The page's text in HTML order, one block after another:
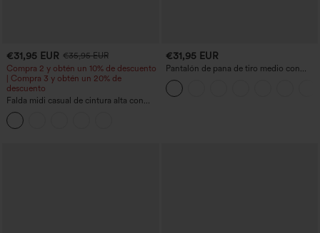
€31,95 EUR €35,95 EUR
Compra 2 y obtén un 10% de descuento
| Compra 3 y obtén un 20% de
descuento
Falda midi casual de cintura alta con
control abdominal, fruncida, bajo curvo,
2 en 1 en forro polar y PU
€31,95 EUR
Pantalón de pana de tiro medio con
cremallera